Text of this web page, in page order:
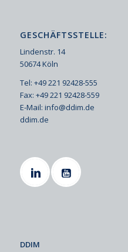
GESCHÄFTSSTELLE:
Lindenstr. 14
50674 Köln
Tel: +49 221 92428-555
Fax: +49 221 92428-559
E-Mail: info@ddim.de
ddim.de
DDIM